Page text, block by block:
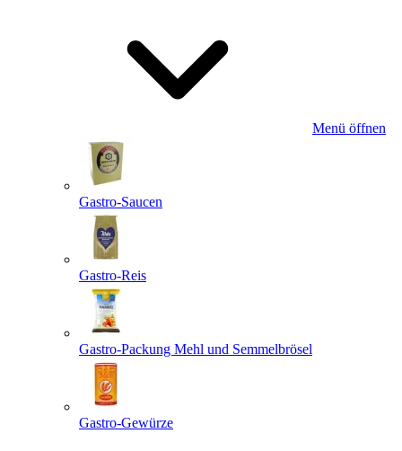
Menü öffnen
Gastro-Saucen
Gastro-Reis
Gastro-Packung Mehl und Semmelbrösel
Gastro-Gewürze